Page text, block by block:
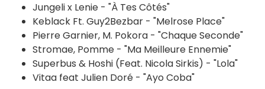
Jungeli x Lenie - "À Tes Côtés"
Keblack Ft. Guy2Bezbar - "Melrose Place"
Pierre Garnier, M. Pokora - "Chaque Seconde"
Stromae, Pomme - "Ma Meilleure Ennemie"
Superbus & Hoshi (Feat. Nicola Sirkis) - "Lola"
Vitaa feat Julien Doré - "Ayo Coba"